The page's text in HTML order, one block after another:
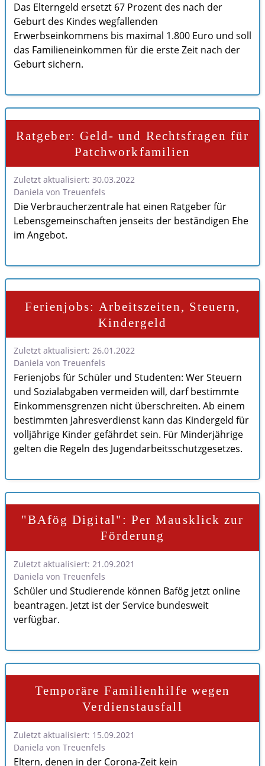
Das Elterngeld ersetzt 67 Prozent des nach der
Geburt des Kindes wegfallenden
Erwerbseinkommens bis maximal 1.800 Euro und soll
das Familieneinkommen für die erste Zeit nach der
Geburt sichern.
Ratgeber: Geld- und Rechtsfragen für
Patchworkfamilien
Zuletzt aktualisiert: 30.03.2022
Daniela von Treuenfels
Die Verbraucherzentrale hat einen Ratgeber für
Lebensgemeinschaften jenseits der beständigen Ehe
im Angebot.
Ferienjobs: Arbeitszeiten, Steuern,
Kindergeld
Zuletzt aktualisiert: 26.01.2022
Daniela von Treuenfels
Ferienjobs für Schüler und Studenten: Wer Steuern
und Sozialabgaben vermeiden will, darf bestimmte
Einkommensgrenzen nicht überschreiten. Ab einem
bestimmten Jahresverdienst kann das Kindergeld für
volljährige Kinder gefährdet sein. Für Minderjährige
gelten die Regeln des Jugendarbeitsschutzgesetzes.
"BAfög Digital": Per Mausklick zur
Förderung
Zuletzt aktualisiert: 21.09.2021
Daniela von Treuenfels
Schüler und Studierende können Bafög jetzt online
beantragen. Jetzt ist der Service bundesweit
verfügbar.
Temporäre Familienhilfe wegen
Verdienstausfall
Zuletzt aktualisiert: 15.09.2021
Daniela von Treuenfels
Eltern, denen in der Corona-Zeit kein